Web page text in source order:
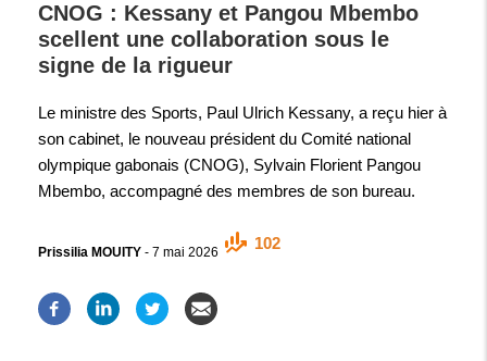
CNOG : Kessany et Pangou Mbembo
scellent une collaboration sous le
signe de la rigueur
Le ministre des Sports, Paul Ulrich Kessany, a reçu hier à
son cabinet, le nouveau président du Comité national
olympique gabonais (CNOG), Sylvain Florient Pangou
Mbembo, accompagné des membres de son bureau.
Prissilia MOUITY - 7 mai 2026
102